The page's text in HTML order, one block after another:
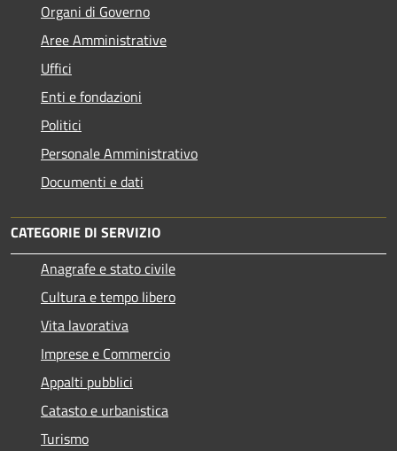
Organi di Governo
Aree Amministrative
Uffici
Enti e fondazioni
Politici
Personale Amministrativo
Documenti e dati
CATEGORIE DI SERVIZIO
Anagrafe e stato civile
Cultura e tempo libero
Vita lavorativa
Imprese e Commercio
Appalti pubblici
Catasto e urbanistica
Turismo